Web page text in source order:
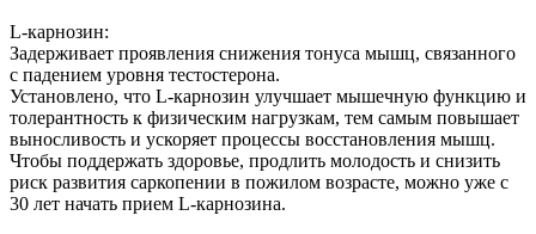
L-карнозин:
Задерживает проявления снижения тонуса мышц, связанного
с падением уровня тестостерона.
Установлено, что L-карнозин улучшает мышечную функцию и
толерантность к физическим нагрузкам, тем самым повышает
выносливость и ускоряет процессы восстановления мышц.
Чтобы поддержать здоровье, продлить молодость и снизить
риск развития саркопении в пожилом возрасте, можно уже с
30 лет начать прием L-карнозина.